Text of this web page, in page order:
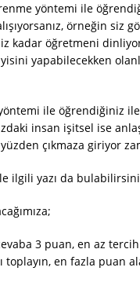
yöntemi ile
örneğin siz
kadar öğretmeni
yapabilecekken
ile öğrendiğiniz
insan işitsel ise
çıkmaza giriyor
ilgili yazı da
3 puan, en az
toplayın, en fazla puan